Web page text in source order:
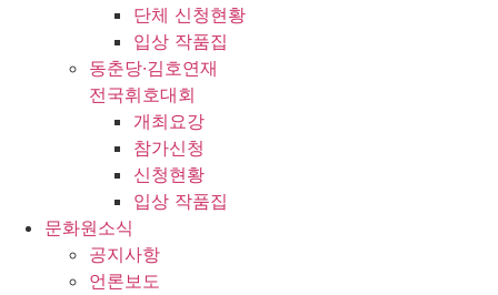
단체 신청현황
입상 작품집
동춘당·김호연재
전국휘호대회
개최요강
참가신청
신청현황
입상 작품집
문화원소식
공지사항
언론보도